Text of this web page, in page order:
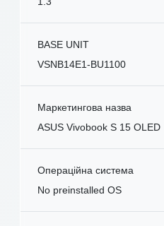
BASE UNIT
VSNB14E1-BU1100
Маркетингова назва
ASUS Vivobook S 15 OLED
Операційна система
No preinstalled OS